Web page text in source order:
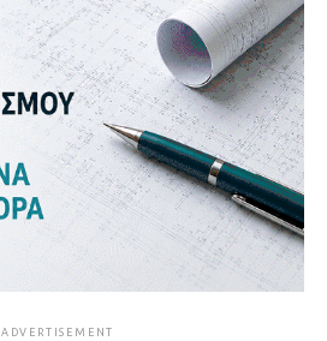
ADVERTISEMENT